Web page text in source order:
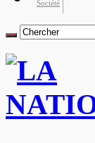
Société